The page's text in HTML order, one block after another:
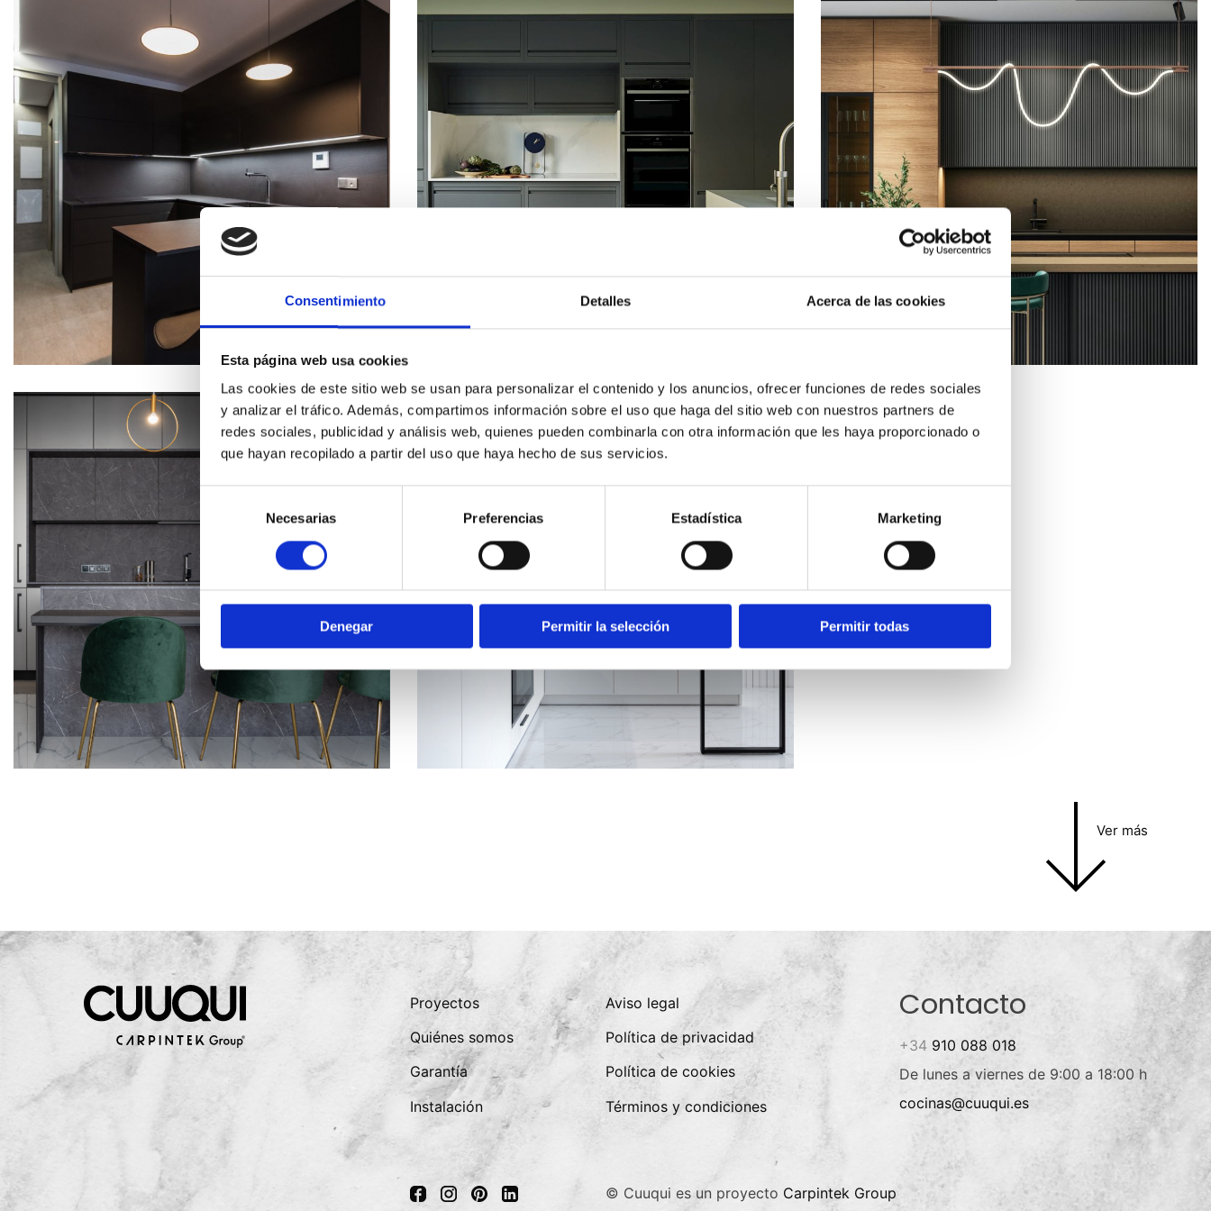
Consentimiento Detalles Acerca de las cookies
Esta página web usa cookies
Las cookies de este sitio web se usan para personalizar el contenido y los anuncios, ofrecer funciones de redes sociales
y analizar el tráfico. Además, compartimos información sobre el uso que haga del sitio web con nuestros partners de
redes sociales, publicidad y análisis web, quienes pueden combinarla con otra información que les haya proporcionado o
que hayan recopilado a partir del uso que haya hecho de sus servicios.
de
consentimiento
Necesarias Preferencias Estadística Marketing
Denegar Permitir la selección Permitir todas
Ver más
Proyectos
Quiénes somos
Garantía
Instalación
Aviso legal
Política de privacidad
Política de cookies
Términos y condiciones
Contacto
+34910 088 018
De lunes a viernes de 9:00 a 18:00 h
cocinas@cuuqui.es
© Cuuqui es un proyecto Carpintek Group